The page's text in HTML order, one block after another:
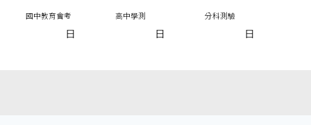
國中教育會考
日
高中學測
日
分科測驗
日